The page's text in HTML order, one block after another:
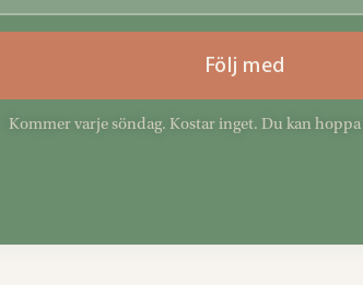
Följ med
Kommer varje söndag. Kostar inget. Du kan